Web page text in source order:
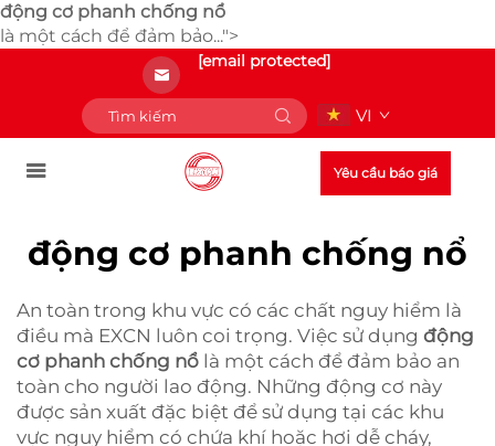
động cơ phanh chống nổ
là một cách để đảm bảo...">
[email protected]
VI
Yêu cầu báo giá
động cơ phanh chống nổ
An toàn trong khu vực có các chất nguy hiểm là
điều mà EXCN luôn coi trọng. Việc sử dụng động
cơ phanh chống nổ là một cách để đảm bảo an
toàn cho người lao động. Những động cơ này
được sản xuất đặc biệt để sử dụng tại các khu
vực nguy hiểm có chứa khí hoặc hơi dễ cháy,